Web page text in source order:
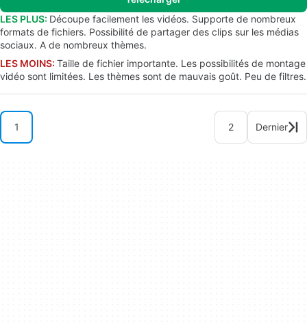
LES PLUS: Découpe facilement les vidéos. Supporte de nombreux
formats de fichiers. Possibilité de partager des clips sur les médias
sociaux. A de nombreux thèmes.
LES MOINS: Taille de fichier importante. Les possibilités de montage
vidéo sont limitées. Les thèmes sont de mauvais goût. Peu de filtres.
1 2 Dernier